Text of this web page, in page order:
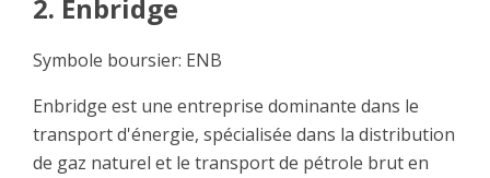
2. Enbridge
Symbole boursier: ENB
Enbridge est une entreprise dominante dans le
transport d'énergie, spécialisée dans la distribution
de gaz naturel et le transport de pétrole brut en